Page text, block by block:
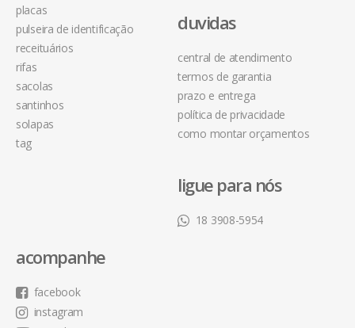
placas
pulseira de identificação
receituários
rifas
sacolas
santinhos
solapas
tag
duvidas
central de atendimento
termos de garantia
prazo e entrega
política de privacidade
como montar orçamentos
ligue para nós
18 3908-5954
acompanhe
facebook
instagram